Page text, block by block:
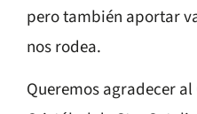
pero también aportar
nos rodea.
Queremos agradecer